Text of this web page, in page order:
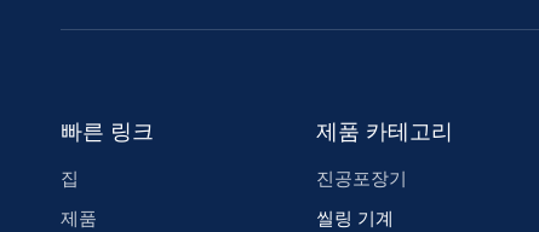
빠른 링크
집
제품
제품 카테고리
진공포장기
씰링 기계